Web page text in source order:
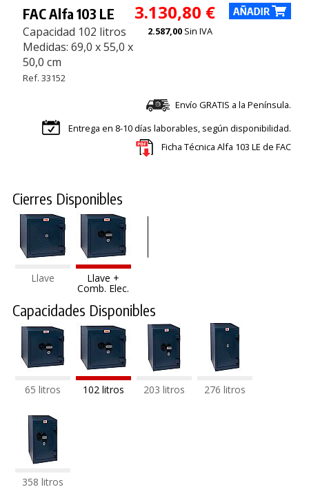
FAC Alfa 103 LE
Capacidad 102 litros
Medidas: 69,0 x 55,0 x
50,0 cm
Ref. 33152
3.130,80 €
2.587,00 Sin IVA
Envío GRATIS a la Península.
Entrega en 8-10 días laborables, según disponibilidad.
Ficha Técnica Alfa 103 LE de FAC
Cierres Disponibles
Llave Llave +
Comb. Elec.
Capacidades Disponibles
65 litros 102 litros 203 litros 276 litros
358 litros